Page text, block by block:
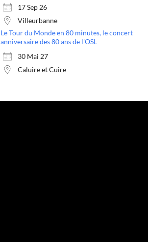
17 Sep 26
Villeurbanne
Le Tour du Monde en 80 minutes, le concert
anniversaire des 80 ans de l'OSL
30 Mai 27
Caluire et Cuire